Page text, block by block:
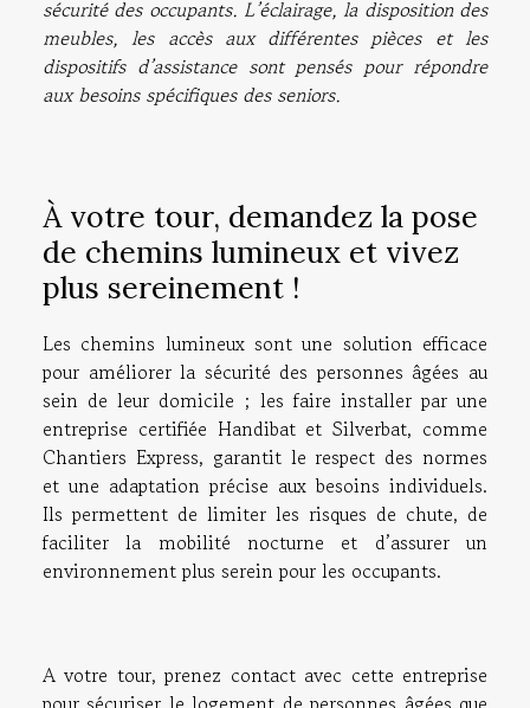
sécurité des occupants. L’éclairage, la disposition des
meubles, les accès aux différentes pièces et les
dispositifs d’assistance sont pensés pour répondre
aux besoins spécifiques des seniors.
À votre tour, demandez la pose
de chemins lumineux et vivez
plus sereinement !
Les chemins lumineux sont une solution efficace
pour améliorer la sécurité des personnes âgées au
sein de leur domicile ; les faire installer par une
entreprise certifiée Handibat et Silverbat, comme
Chantiers Express, garantit le respect des normes
et une adaptation précise aux besoins individuels.
Ils permettent de limiter les risques de chute, de
faciliter la mobilité nocturne et d’assurer un
environnement plus serein pour les occupants.
A votre tour, prenez contact avec cette entreprise